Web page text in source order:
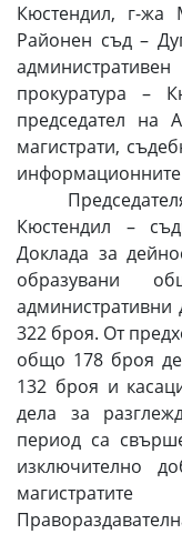
Кюстендил, г-жа
Районен съд –
прокуратура –
председател на
магистрати,
Кюстендил –
Доклада за
образувани
административни
322 броя. От
общо 178 броя
132 броя и
дела за
период са
изключително